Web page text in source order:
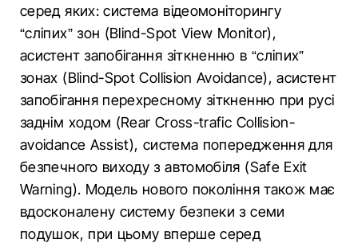
серед яких: система відеомоніторингу
“сліпих” зон (Blind-Spot View Monitor),
асистент запобігання зіткненню в “сліпих”
зонах (Blind-Spot Collision Avoidance), асистент
запобігання перехресному зіткненню при русі
заднім ходом (Rear Cross-trafic Collision-
avoidance Assist), система попередження для
безпечного виходу з автомобіля (Safe Exit
Warning). Модель нового покоління також має
вдосконалену систему безпеки з семи
подушок, при цьому вперше серед